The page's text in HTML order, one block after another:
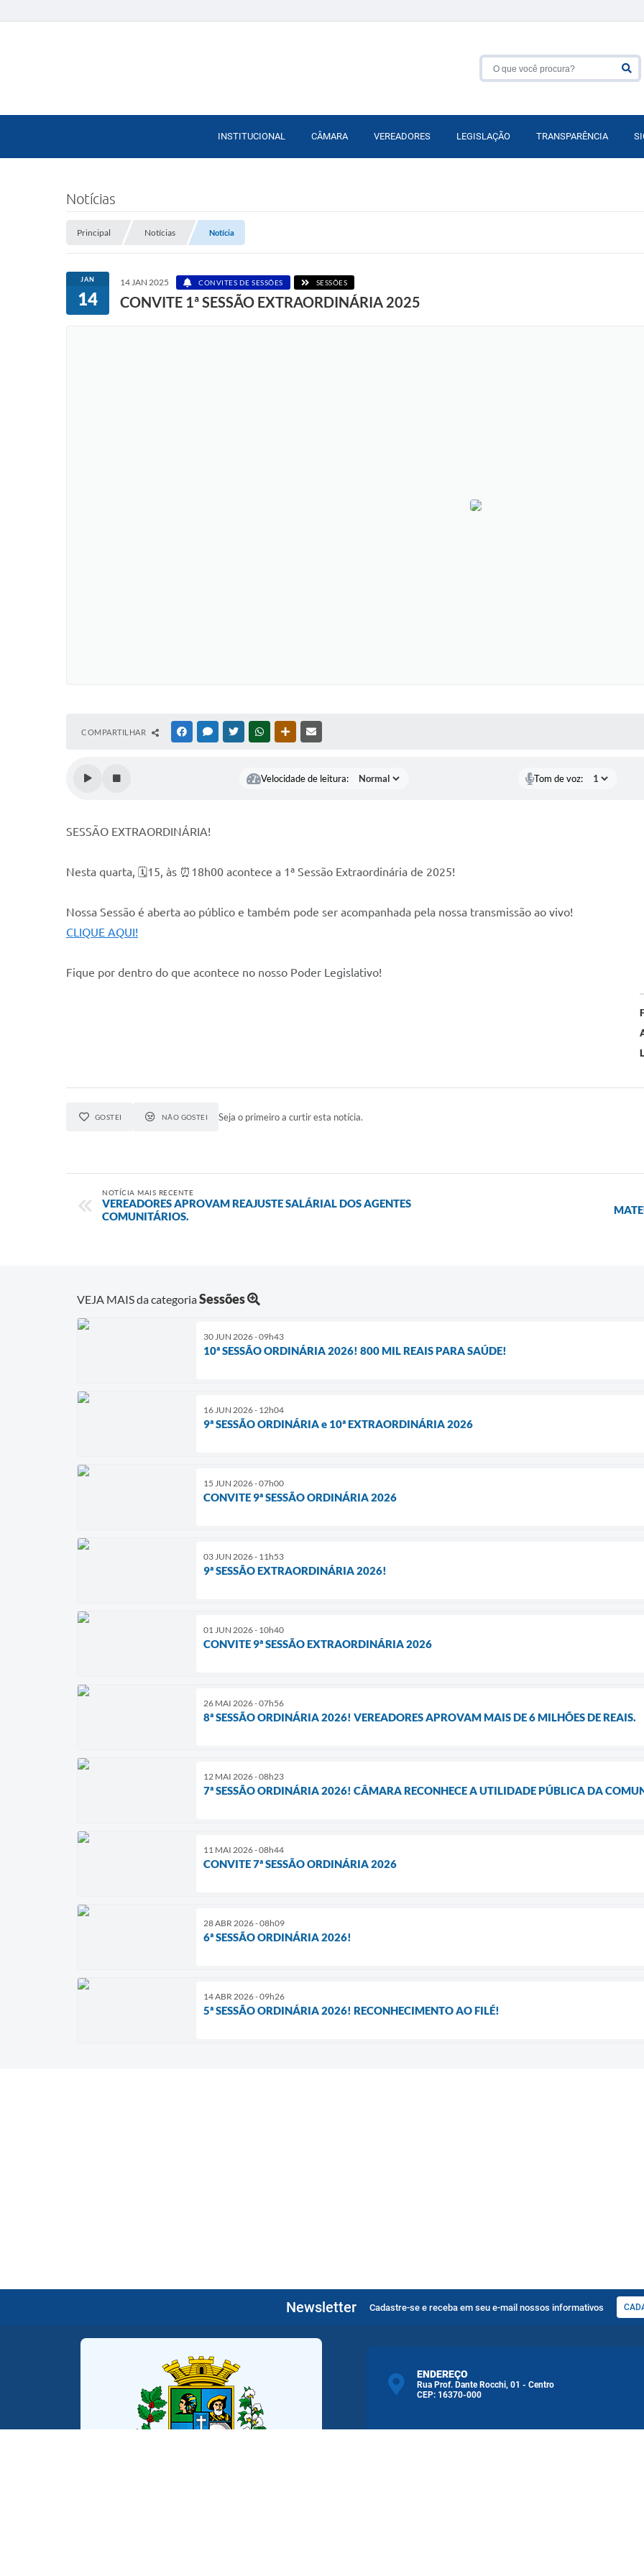
INSTITUCIONAL CÂMARA VEREADORES LEGISLAÇÃO TRANSPARÊNCIA
Notícias
Principal Notícias Notícia
JAN
14
14 JAN 2025 CONVITES DE SESSÕES SESSÕES
CONVITE 1ª SESSÃO EXTRAORDINÁRIA 2025
COMPARTILHAR FACEBOOKMESSENGER
TWITTERWHATSAPPOUTRAS MÍDIAS
Velocidade de leitura: Tom de voz:
SESSÃO EXTRAORDINÁRIA!
Nesta quarta, 🗓15, às ⏰18h00 acontece a 1ª Sessão Extraordinária de 2025!
Nossa Sessão é aberta ao público e também pode ser acompanhada pela nossa transmissão ao vivo!
CLIQUE AQUI!
Fique por dentro do que acontece no nosso Poder Legislativo!
GOSTEI NÃO GOSTEI Seja o primeiro a curtir esta notícia.
NOTÍCIA MAIS RECENTE
VEREADORES APROVAM REAJUSTE SALÁRIAL DOS AGENTES
COMUNITÁRIOS.
VEJA MAIS da categoriaSessões
30 JUN 2026 - 09h43
10ª SESSÃO ORDINÁRIA 2026! 800 MIL REAIS PARA SAÚDE!
16 JUN 2026 - 12h04
9ª SESSÃO ORDINÁRIA e 10ª EXTRAORDINÁRIA 2026
15 JUN 2026 - 07h00
CONVITE 9ª SESSÃO ORDINÁRIA 2026
03 JUN 2026 - 11h53
9ª SESSÃO EXTRAORDINÁRIA 2026!
01 JUN 2026 - 10h40
CONVITE 9ª SESSÃO EXTRAORDINÁRIA 2026
26 MAI 2026 - 07h56
8ª SESSÃO ORDINÁRIA 2026! VEREADORES APROVAM MAIS DE 6 MILHÕES DE REAIS.
12 MAI 2026 - 08h23
7ª SESSÃO ORDINÁRIA 2026! CÂMARA RECONHECE A UTILIDADE PÚBLICA DA
11 MAI 2026 - 08h44
CONVITE 7ª SESSÃO ORDINÁRIA 2026
28 ABR 2026 - 08h09
6ª SESSÃO ORDINÁRIA 2026!
14 ABR 2026 - 09h26
5ª SESSÃO ORDINÁRIA 2026! RECONHECIMENTO AO FILÉ!
Newsletter Cadastre-se e receba em seu e-mail nossos informativos
ENDEREÇO
Rua Prof. Dante Rocchi, 01 - Centro
CEP: 16370-000